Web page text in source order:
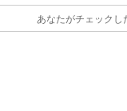
あなたがチェックし